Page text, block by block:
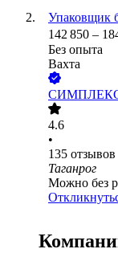
Упаковщик
142 850 –
Без опыта
Вахта
4.6
•
135 отзывов
Таганрог
Можно без